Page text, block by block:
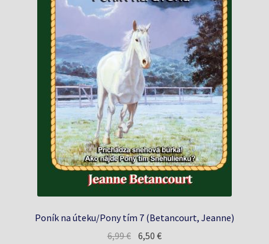
Poník na úteku/Pony tím 7 (Betancourt, Jeanne)
6,99€ Pôvodná
6,50€Aktuálna